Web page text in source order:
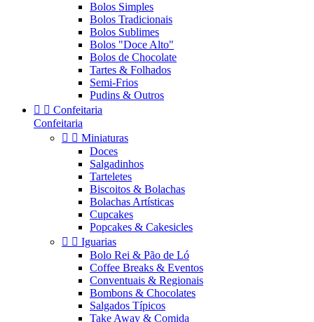
Bolos Simples
Bolos Tradicionais
Bolos Sublimes
Bolos "Doce Alto"
Bolos de Chocolate
Tartes & Folhados
Semi-Frios
Pudins & Outros
  Confeitaria
Confeitaria
  Miniaturas
Doces
Salgadinhos
Tarteletes
Biscoitos & Bolachas
Bolachas Artísticas
Cupcakes
Popcakes & Cakesicles
  Iguarias
Bolo Rei & Pão de Ló
Coffee Breaks & Eventos
Conventuais & Regionais
Bombons & Chocolates
Salgados Típicos
Take Away & Comida